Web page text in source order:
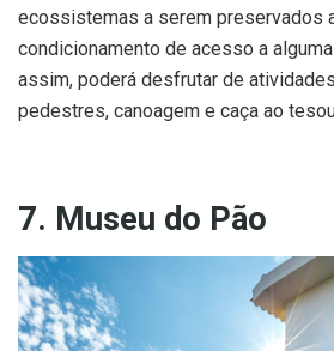
ecossistemas a serem preservados
condicionamento de acesso a
assim, poderá desfrutar de
pedestres, canoagem e caça ao
7. Museu do Pão